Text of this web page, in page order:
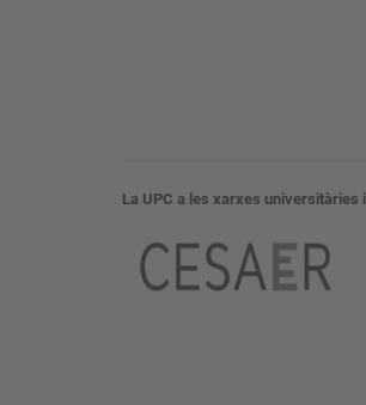
La UPC a les xarxes universitàries